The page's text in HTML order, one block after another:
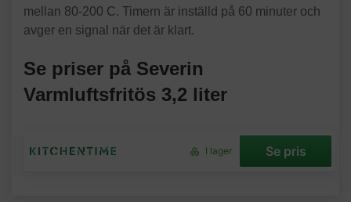
mellan 80-200 C. Timern är inställd på 60 minuter och
avger en signal när det är klart.
Se priser på Severin
Varmluftsfritös 3,2 liter
I lager Se pris